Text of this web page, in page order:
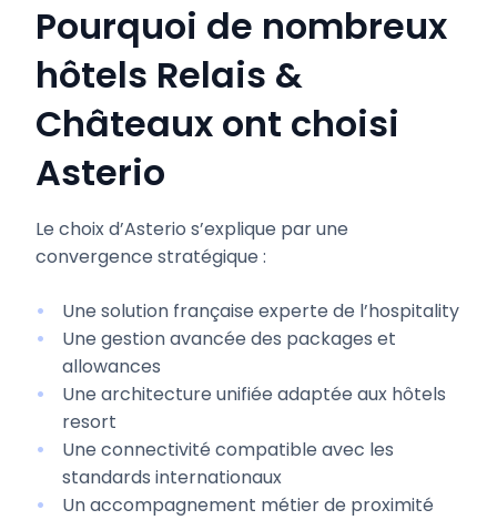
Pourquoi de nombreux
hôtels Relais &
Châteaux ont choisi
Asterio
Le choix d’Asterio s’explique par une
convergence stratégique :
Une solution française experte de l’hospitality
Une gestion avancée des packages et
allowances
Une architecture unifiée adaptée aux hôtels
resort
Une connectivité compatible avec les
standards internationaux
Un accompagnement métier de proximité